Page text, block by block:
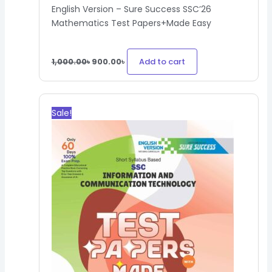
English Version – Sure Success SSC’26
Mathematics Test Papers+Made Easy
1,000.00৳ 900.00৳ Add to cart
Sale!
270.00৳.